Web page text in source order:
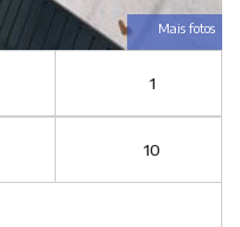
Mais fotos
1
10